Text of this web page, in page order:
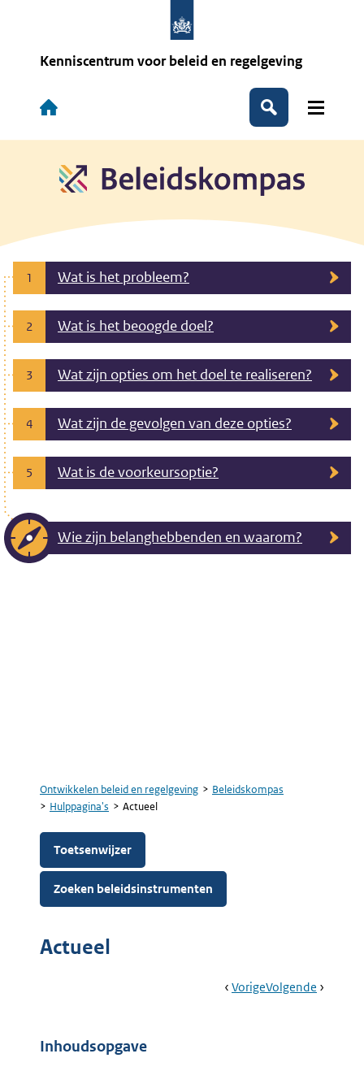
Kenniscentrum voor beleid en regelgeving
Hoofdnavigatie
Zoeken
1 Wat is het probleem?
2 Wat is het beoogde doel?
3 Wat zijn opties om het doel te realiseren?
4 Wat zijn de gevolgen van deze opties?
5 Wat is de voorkeursoptie?
Wie zijn belanghebbenden en waarom?
Kruimelpad
Ontwikkelen beleid en regelgeving
Beleidskompas
Hulppagina's
Actueel
Toetsenwijzer
Zoeken beleidsinstrumenten
Actueel
Book
Ga
VorigePagina:
Ga
Volgende Pagina:
Inhoudsopgave